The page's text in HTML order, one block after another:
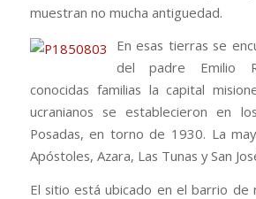
muestran no mucha antiguedad.
En esas tierras se
del padre Emilio
conocidas familias la capital
ucranianos se establecieron en
Posadas, en torno de 1930. La
Apóstoles, Azara, Las Tunas y San
El sitio está ubicado en el barrio de